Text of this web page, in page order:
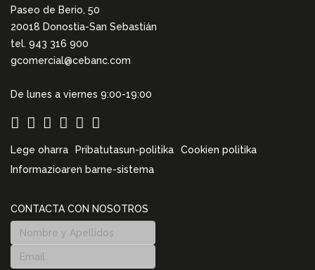
Paseo de Berio, 50
20018 Donostia-San Sebastián
tel. 943 316 900
gcomercial@cebanc.com
De lunes a viernes 9:00-19:00
Lege oharra Pribatutasun-politika
Cookien politika
Informazioaren barne-sistema
CONTACTA CON NOSOTROS